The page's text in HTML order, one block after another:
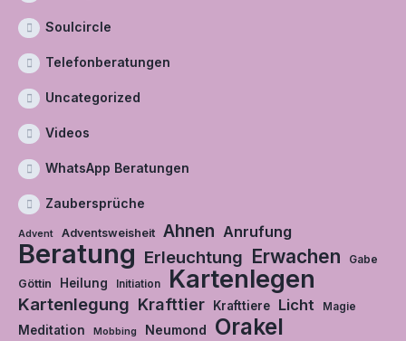
Soulcircle
Telefonberatungen
Uncategorized
Videos
WhatsApp Beratungen
Zaubersprüche
Advent Adventsweisheit Ahnen Anrufung
Beratung Erleuchtung Erwachen Gabe
Göttin Heilung Initiation Kartenlegen
Kartenlegung Krafttier Krafttiere Licht Magie
Meditation Mobbing Neumond Orakel